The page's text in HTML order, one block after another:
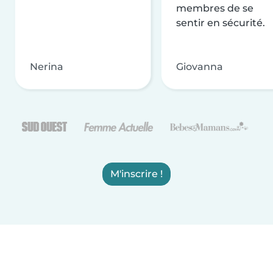
Nerina
membres de se
sentir en sécurité.
Giovanna
M'inscrire !